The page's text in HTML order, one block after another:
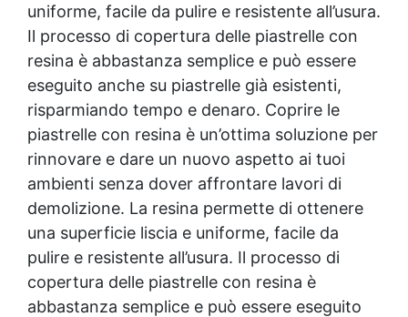
uniforme, facile da pulire e resistente all’usura.
Il processo di copertura delle piastrelle con
resina è abbastanza semplice e può essere
eseguito anche su piastrelle già esistenti,
risparmiando tempo e denaro. Coprire le
piastrelle con resina è un’ottima soluzione per
rinnovare e dare un nuovo aspetto ai tuoi
ambienti senza dover affrontare lavori di
demolizione. La resina permette di ottenere
una superficie liscia e uniforme, facile da
pulire e resistente all’usura. Il processo di
copertura delle piastrelle con resina è
abbastanza semplice e può essere eseguito